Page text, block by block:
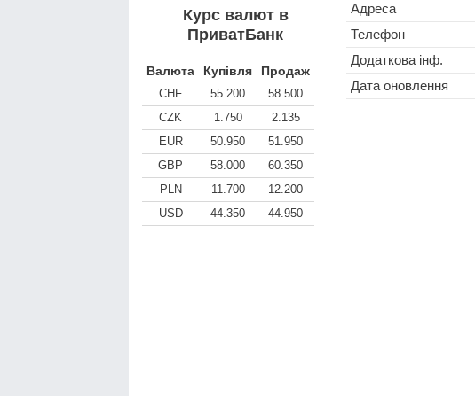
Курс валют в
ПриватБанк
Валюта Купівля Продаж
CHF 55.200
58.500
CZK
1.750
2.135
EUR
50.950
51.950
GBP
58.000
60.350
PLN
11.700
12.200
USD
44.350 44.950
Адреса
Телефон
Додаткова інф.
Дата оновлення